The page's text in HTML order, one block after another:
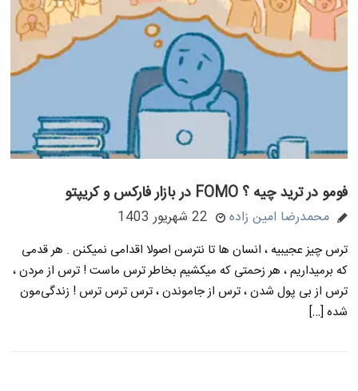
فومو در ترید چیه ؟ FOMO در بازار فارکس و کریپتو
محمدرضا امین زاده 22 شهریور 1403
ترس چیز عجیبیه ، انسان ها تا نترسن اصولا اقدامی نمیکنن . هر قدمی
که برمیداریم ، هر زحمتی که میکشیم بخاطر ترس ماست ! ترس از مردن ،
ترس از بی پول شدن ، ترس از جاموندن ، ترس ترس ترس ! زندگی‌مون
شده […]